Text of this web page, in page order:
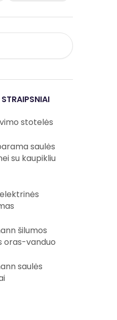
stotelės
saulės
su kaupikliu
šilumos
oras-vanduo
saulės